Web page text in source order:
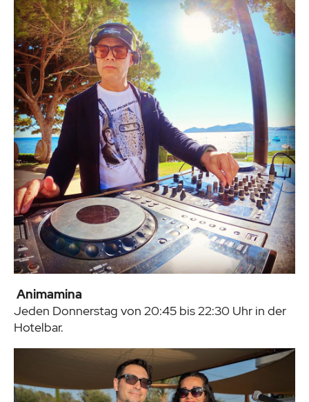
Animamina
Jeden Donnerstag von 20:45 bis 22:30 Uhr in der
Hotelbar.